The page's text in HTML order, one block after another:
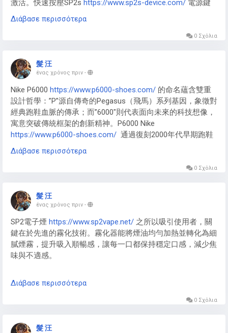
激活。快速按壓SP2s https://www.sp2s-device.com/ 電源鍵
五次可強制重啟設備，這能解決多數暫時性的系統故障。如果
紅燈持續閃爍，表示需要充電，請立即連接充電器。這些簡單
連接問題處理：SP2s煙桿的接觸不良排除
SP2s煙桿https://www.sp2s-device.com/
彈接觸不良。首先取出煙彈，用棉花棒輕輕清潔磁吸接口上的
殘留物。檢查煙彈底部的金屬接點是否有氧化現象，可用橡皮
擦輕輕擦拭。重新安裝時確保垂直壓入，聽到”咔”聲表示安裝
到位。如果問題持續，嘗試更換其他煙彈測試，確認是否為單
個煙彈的問題。定期清潔接口是預防接觸不良的最佳方法，建
議每周至少清潔一次。
Διάβασε περισσότερα
0 Σχόλια
髮 汪
ένας χρόνος πριν -
​​Nike P6000​​ https://www.p6000-shoes.com/ 的命名蘊含雙重
設計哲學：”P”源自傳奇的Pegasus（飛馬）系列基因，象徵對
經典跑鞋血脈的傳承；而”6000″則代表面向未來的科技想像，
寓意突破傳統框架的創新精神。​​P6000 Nike
https://www.p6000-shoes.com/ ​​ 通過復刻2000年代早期跑鞋
的流線輪廓與材質拼接，將懷舊美學與未來感完美融合，形成
獨特的千禧年設計語言。
https://www.p6000-shoes.com/
的經典元素，​​Nike P-6000 Mens
shoes.com/
國際版注重全球化設計語言，​​Nike P6000 Man
https://www.p6000-shoes.com/​​ 歐版注入現代簡約美學，均
在”經典復刻”與”未來想像”的平衡中探索新可能。
Διάβασε περισσότερα
0 Σχόλια
髮 汪
ένας χρόνος πριν -
SP2電子煙 https://www.sp2vape.net/ 之所以吸引使用者，關
鍵在於先進的霧化技術。霧化器能將煙油均勻加熱並轉化為細
膩煙霧，提升吸入順暢感，讓每一口都保持穩定口感，減少焦
味與不適感。
創新霧化設計
思博瑞
https://www.sp2vape.net/
用高效加熱系統與精準控溫設計，確保煙油被充分霧化而不浪
更加穩定舒適。
Διάβασε περισσότερα
0 Σχόλια
髮 汪